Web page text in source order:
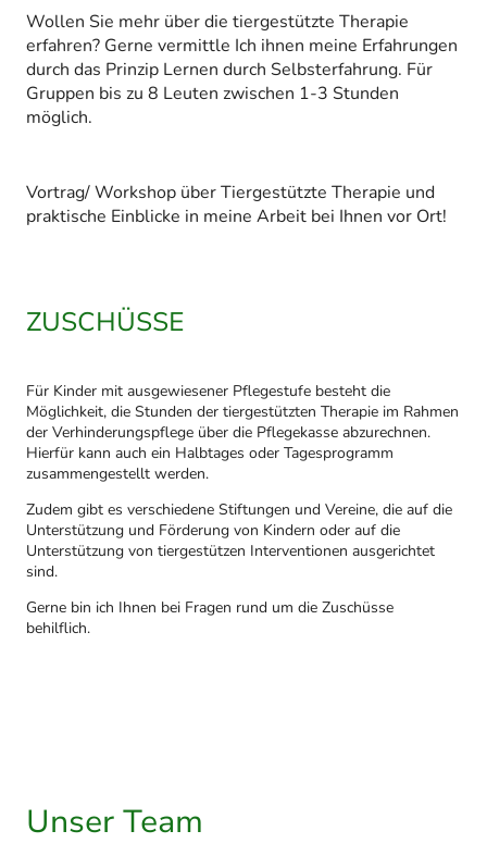
Wollen Sie mehr über die tiergestützte Therapie
erfahren? Gerne vermittle Ich ihnen meine Erfahrungen
durch das Prinzip Lernen durch Selbsterfahrung. Für
Gruppen bis zu 8 Leuten zwischen 1-3 Stunden
möglich.
Vortrag/ Workshop über Tiergestützte Therapie und
praktische Einblicke in meine Arbeit bei Ihnen vor Ort!
ZUSCHÜSSE
Für Kinder mit ausgewiesener Pflegestufe besteht die
Möglichkeit, die Stunden der tiergestützten Therapie im Rahmen
der Verhinderungspflege über die Pflegekasse abzurechnen.
Hierfür kann auch ein Halbtages oder Tagesprogramm
zusammengestellt werden.
Zudem gibt es verschiedene Stiftungen und Vereine, die auf die
Unterstützung und Förderung von Kindern oder auf die
Unterstützung von tiergestützen Interventionen ausgerichtet
sind.
Gerne bin ich Ihnen bei Fragen rund um die Zuschüsse
behilflich.
Unser Team